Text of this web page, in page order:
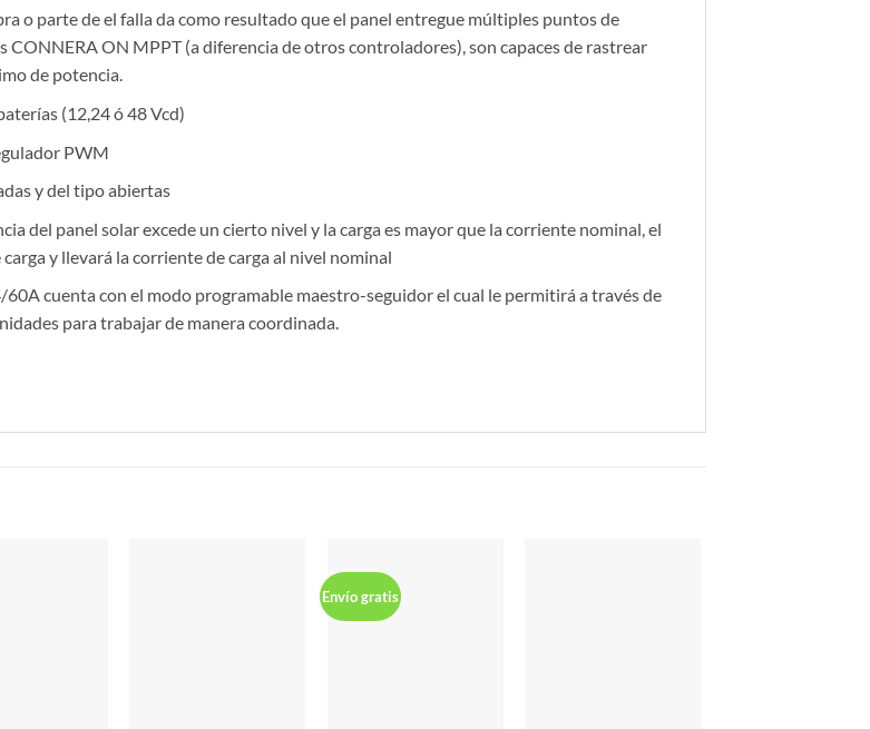
o parte de el falla da como resultado que el panel entregue múltiples puntos de
ON MPPT (a diferencia de otros controladores), son capaces de rastrear
de potencia.
(12,24 ó 48 Vcd)
PWM
y del tipo abiertas
del panel solar excede un cierto nivel y la carga es mayor que la corriente nominal, el
y llevará la corriente de carga al nivel nominal
cuenta con el modo programable maestro-seguidor el cual le permitirá a través de
para trabajar de manera coordinada.
Envío gratis